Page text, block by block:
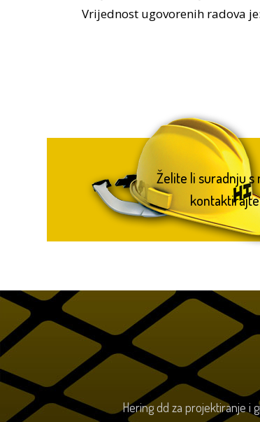
Vrijednost ugovorenih radova
Želite li suradnju s
Hering dd za projektiranje i